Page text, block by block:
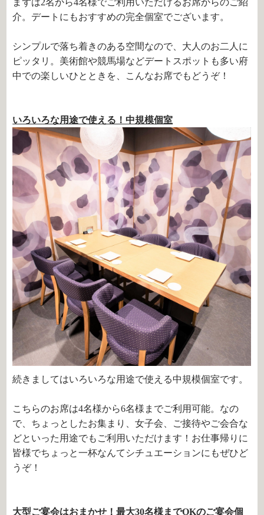
まずは2名から4名様でご利用いただけるお席からのご紹
介。デートにもおすすめの完全個室でございます。
シンプルで落ち着きのある空間なので、大人のお二人に
ピッタリ。美術館や競馬場などデートスポットも多い府
中での楽しいひとときを、こんなお席でもどうぞ！
いろいろな用途で使える！中規模個室
続きましてはいろいろな用途で使える中規模個室です。
こちらのお席は4名様から6名様までご利用可能。なの
で、ちょっとしたお集まり、女子会、ご接待やご会合な
どといった用途でもご利用いただけます！お仕事帰りに
皆様でちょっと一杯なんてシチュエーションにもぜひど
うぞ！
大型ご宴会はおまかせ！最大30名様までOKのご宴会個